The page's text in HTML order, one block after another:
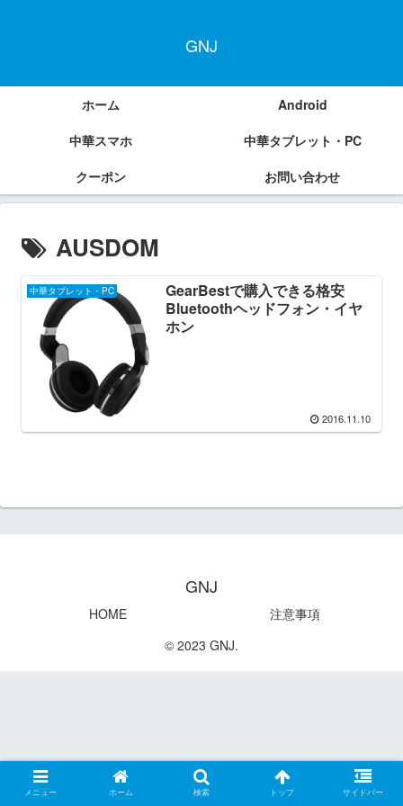
GNJ
ホーム
Android
中華スマホ
中華タブレット・PC
クーポン
お問い合わせ
AUSDOM
中華タブレット・PC
GearBestで購入できる格安
Bluetoothヘッドフォン・イヤ
ホン
2016.11.10
GNJ
HOME
注意事項
© 2023 GNJ.
メニュー ホーム 検索 トップ サイドバー